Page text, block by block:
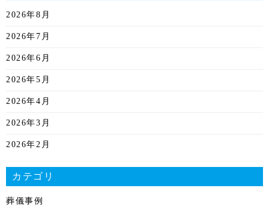
2026年8月
2026年7月
2026年6月
2026年5月
2026年4月
2026年3月
2026年2月
2026年1月
2025年12月
カテゴリ
葬儀事例